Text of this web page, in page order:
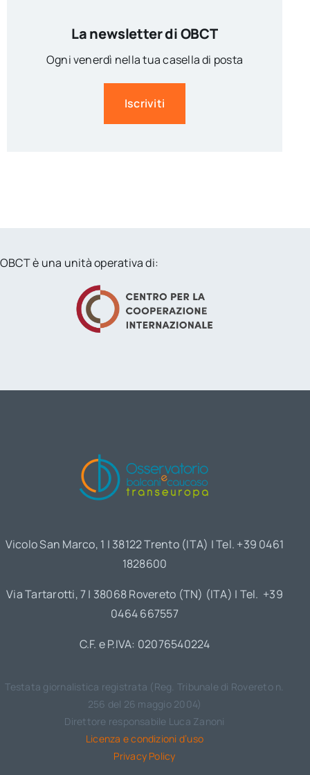
La newsletter di OBCT
Ogni venerdì nella tua casella di posta
Iscriviti
OBCT è una unità operativa di:
Vicolo San Marco, 1 | 38122 Trento (ITA) | Tel. +39 0461
1828600
Via Tartarotti, 7 | 38068 Rovereto (TN) (ITA) | Tel. +39
0464 667557
C.F. e P.IVA: 02076540224
Testata giornalistica registrata (Reg. Tribunale di Rovereto n.
256 del 26 maggio 2004)
Direttore responsabile Luca Zanoni
Licenza e condizioni d’uso
Privacy Policy